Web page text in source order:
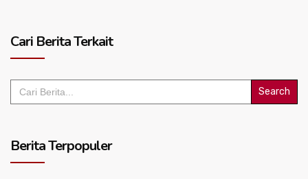
Cari Berita Terkait
Search
for:
Berita Terpopuler